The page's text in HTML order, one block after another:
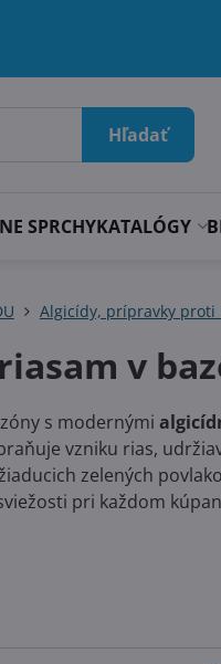
Hľadať
SPRCHYKATALÓGY
Algicídy, prípravky proti
v
s modernými
vzniku rias,
zelených
pri každom